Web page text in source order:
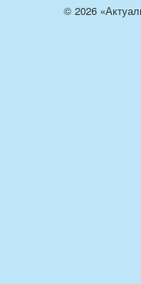
© 2026